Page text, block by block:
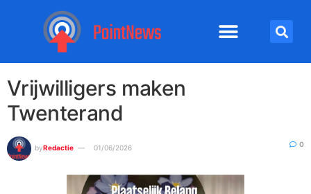
Vrijwilligers maken
Twenterand
byRedactie 01/06/2026 0